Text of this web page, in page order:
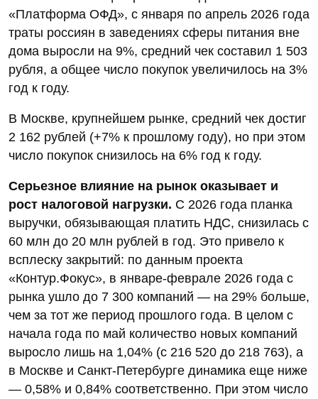
«Платформа ОФД», с января по апрель 2026 года
траты россиян в заведениях сферы питания вне
дома выросли на 9%, средний чек составил 1 503
рубля, а общее число покупок увеличилось на 3%
год к году.
В Москве, крупнейшем рынке, средний чек достиг
2 162 рублей (+7% к прошлому году), но при этом
число покупок снизилось на 6% год к году.
Серьезное влияние на рынок оказывает и
рост налоговой нагрузки. С 2026 года планка
выручки, обязывающая платить НДС, снизилась с
60 млн до 20 млн рублей в год. Это привело к
всплеску закрытий: по данным проекта
«Контур.Фокус», в январе-феврале 2026 года с
рынка ушло до 7 300 компаний — на 29% больше,
чем за тот же период прошлого года. В целом с
начала года по май количество новых компаний
выросло лишь на 1,04% (с 216 520 до 218 763), а
в Москве и Санкт‑Петербурге динамика еще ниже
— 0,58% и 0,84% соответственно. При этом число